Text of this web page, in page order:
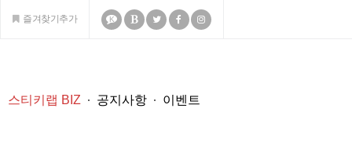
즐겨찾기추가 K
스티키랩 BIZ 공지사항 이벤트